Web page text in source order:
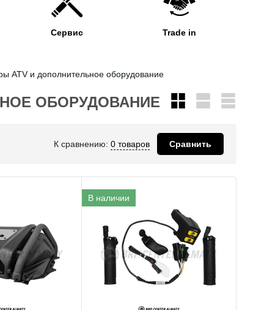
Сервис Trade in
ATV и дополнительное оборудование
ОБОРУДОВАНИЕ
К сравнению: 0 товаров Сравнить
В наличии